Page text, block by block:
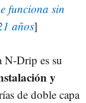
funciona sin
años]
N-Drip es su
y
de doble capa